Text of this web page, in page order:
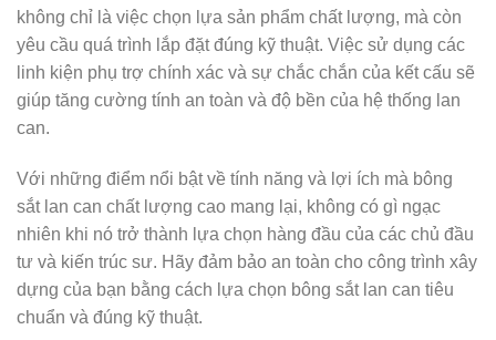
không chỉ là việc chọn lựa sản phẩm chất lượng, mà còn
yêu cầu quá trình lắp đặt đúng kỹ thuật. Việc sử dụng các
linh kiện phụ trợ chính xác và sự chắc chắn của kết cấu sẽ
giúp tăng cường tính an toàn và độ bền của hệ thống lan
can.
Với những điểm nổi bật về tính năng và lợi ích mà bông
sắt lan can chất lượng cao mang lại, không có gì ngạc
nhiên khi nó trở thành lựa chọn hàng đầu của các chủ đầu
tư và kiến trúc sư. Hãy đảm bảo an toàn cho công trình xây
dựng của bạn bằng cách lựa chọn bông sắt lan can tiêu
chuẩn và đúng kỹ thuật.